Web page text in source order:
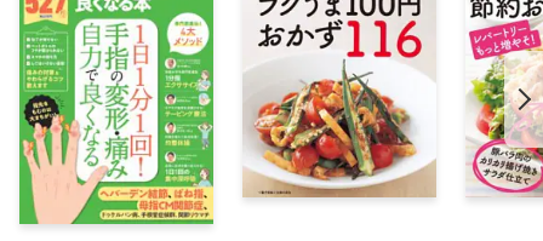
お楽しみちくわボート3種
きゅうりちくわの辛子マヨあえ／セロリちくわのトマトマリ
ネ
ハムちくわのカレーきんぴら
明太ちくわのガーリック炒め
ちくわのトッポギ風／ウインナちくわから揚げ
お役立ち詰めちくわ5種